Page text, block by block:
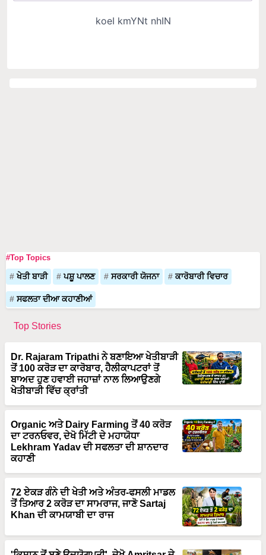
#Top Topics
ਖੇਤੀ ਬਾੜੀ ਪਸ਼ੂ ਪਾਲਣ ਸਰਕਾਰੀ ਯੋਜਨਾ ਕਾਰੋਬਾਰੀ ਵਿਚਾਰ
ਸਫਲਤਾ ਦੀਆ ਕਹਾਣੀਆਂ
Top Stories
Dr. Rajaram Tripathi ਨੇ ਬਣਾਇਆ ਖੇਤੀਬਾੜੀ
ਤੋਂ 100 ਕਰੋੜ ਦਾ ਕਾਰੋਬਾਰ, ਹੈਲੀਕਾਪਟਰਾਂ ਤੋਂ
ਬਾਅਦ ਹੁਣ ਹਵਾਈ ਜਹਾਜ਼ਾਂ ਨਾਲ ਲਿਆਉਣਗੇ
ਖੇਤੀਬਾੜੀ ਵਿੱਚ ਕ੍ਰਾਂਤੀ
Organic ਅਤੇ Dairy Farming ਤੋਂ 40 ਕਰੋੜ
ਦਾ ਟਰਨਓਵਰ, ਦੇਖੋ ਮਿੱਟੀ ਦੇ ਮਹਾਯੋਧਾ
Lekhram Yadav ਦੀ ਸਫਲਤਾ ਦੀ ਸ਼ਾਨਦਾਰ
ਕਹਾਣੀ
72 ਏਕੜ ਗੰਨੇ ਦੀ ਖੇਤੀ ਅਤੇ ਅੰਤਰ-ਫਸਲੀ ਮਾਡਲ
ਤੋਂ ਤਿਆਰ 2 ਕਰੋੜ ਦਾ ਸਾਮਰਾਜ, ਜਾਣੋ Sartaj
Khan ਦੀ ਕਾਮਯਾਬੀ ਦਾ ਰਾਜ